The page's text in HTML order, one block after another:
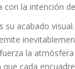
la intención
acabado
la
cada